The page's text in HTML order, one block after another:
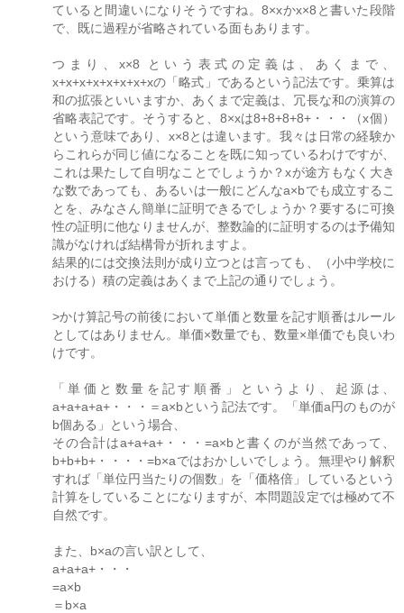
ていると間違いになりそうですね。8×xかx×8と書いた段階
で、既に過程が省略されている面もあります。
つまり、x×8 という表式の定義は、あくまで、
x+x+x+x+x+x+x+xの「略式」であるという記法です。乗算は
和の拡張といいますか、あくまで定義は、冗長な和の演算の
省略表記です。そうすると、8×xは8+8+8+8+・・・（x個）
という意味であり、x×8とは違います。我々は日常の経験か
らこれらが同じ値になることを既に知っているわけですが、
これは果たして自明なことでしょうか？xが途方もなく大き
な数であっても、あるいは一般にどんなa×bでも成立するこ
とを、みなさん簡単に証明できるでしょうか？要するに可換
性の証明に他なりませんが、整数論的に証明するのは予備知
識がなければ結構骨が折れますよ。
結果的には交換法則が成り立つとは言っても、（小中学校に
おける）積の定義はあくまで上記の通りでしょう。
>かけ算記号の前後において単価と数量を記す順番はルール
としてはありません。単価×数量でも、数量×単価でも良いわ
けです。
「単価と数量を記す順番」というより、起源は、
a+a+a+a+・・・＝a×bという記法です。「単価a円のものが
b個ある」という場合、
その合計はa+a+a+・・・=a×bと書くのが当然であって、
b+b+b+・・・・=b×aではおかしいでしょう。無理やり解釈
すれば「単位円当たりの個数」を「価格倍」しているという
計算をしていることになりますが、本問題設定では極めて不
自然です。
また、b×aの言い訳として、
a+a+a+・・・
=a×b
＝b×a